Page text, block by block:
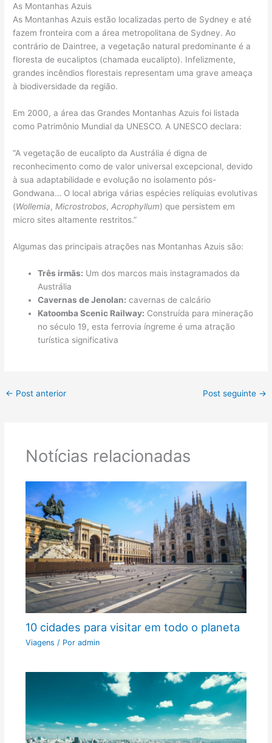
As Montanhas Azuis
As Montanhas Azuis estão localizadas perto de Sydney e até
fazem fronteira com a área metropolitana de Sydney. Ao
contrário de Daintree, a vegetação natural predominante é a
floresta de eucaliptos (chamada eucalipto). Infelizmente,
grandes incêndios florestais representam uma grave ameaça
à biodiversidade da região.
Em 2000, a área das Grandes Montanhas Azuis foi listada
como Patrimônio Mundial da UNESCO. A UNESCO declara:
“A vegetação de eucalipto da Austrália é digna de
reconhecimento como de valor universal excepcional, devido
à sua adaptabilidade e evolução no isolamento pós-
Gondwana… O local abriga várias espécies relíquias evolutivas
(Wollemia, Microstrobos,Acrophyllum) que persistem em
micro sites altamente restritos.”
Algumas das principais atrações nas Montanhas Azuis são:
Três irmãs: Um dos marcos mais instagramados da
Austrália
Cavernas de Jenolan: cavernas de calcário
Katoomba Scenic Railway: Construída para mineração
no século 19, esta ferrovia íngreme é uma atração
turística significativa
← Post anterior Post seguinte →
Notícias relacionadas
10 cidades para visitar em todo o planeta
Viagens / Por admin